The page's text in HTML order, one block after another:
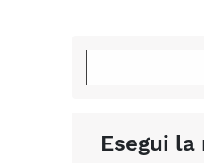
Esegui